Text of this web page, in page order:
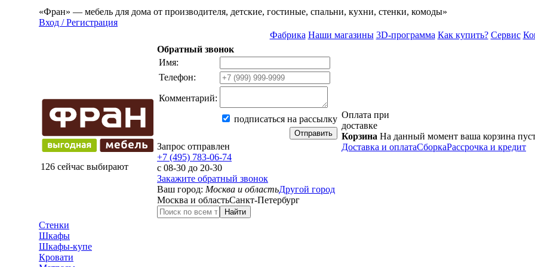
«Фран» — мебель для дома от производителя, детские, гостиные, спальни, кухни, стенки, комоды»
Вход / Регистрация
Фабрика Наши магазины 3D-программа Как купить? Сервис
126 сейчас выбирают
Обратный звонок
Имя:
Телефон:
Комментарий:
подписаться на рассылку
Отправить
Запрос отправлен
+7 (495) 783-06-74
с 08-30 до 20-30
Закажите обратный звонок
Ваш город: Москва и областьДругой город
Москва и областьСанкт-Петербург
Найти
Оплата при
доставке
Корзина На данный момент ваша корзина
Доставка и оплатаСборкаРассрочка и кредит
Стенки
Шкафы
Шкафы-купе
Кровати